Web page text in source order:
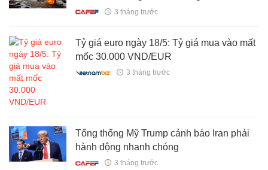
3 tháng trước
Tỷ giá euro ngày 18/5: Tỷ giá mua vào mất
mốc 30.000 VND/EUR
3 tháng trước
Tổng thống Mỹ Trump cảnh báo Iran phải
hành động nhanh chóng
3 tháng trước